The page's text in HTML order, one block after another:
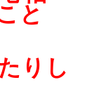
と
りし